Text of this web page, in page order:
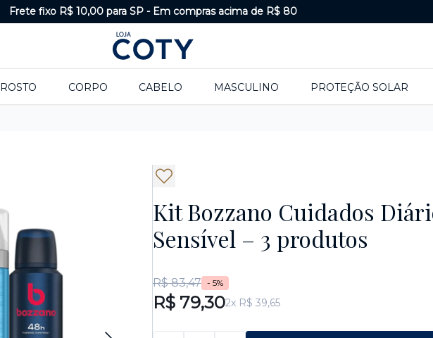
Frete fixo R$ 10,00 para SP - Em compras acima de R$ 80
ROSTO CORPO CABELO MASCULINO PROTEÇÃO SOLAR
Kit Bozzano Cuidados
Sensível – 3 produtos
R$ 83,47 - 5%
R$ 79,302x R$ 39,65